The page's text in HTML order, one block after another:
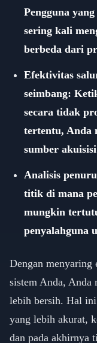
Pengguna
sering kali
berbeda dari
Efektivitas
seimbang:
secara tidak
tertentu, Anda
sumber
Analisis
titik di mana
mungkin
penyalahguna
Dengan menyaring
sistem Anda, Anda
lebih bersih. Hal
yang lebih akurat,
dan pada akhirnya